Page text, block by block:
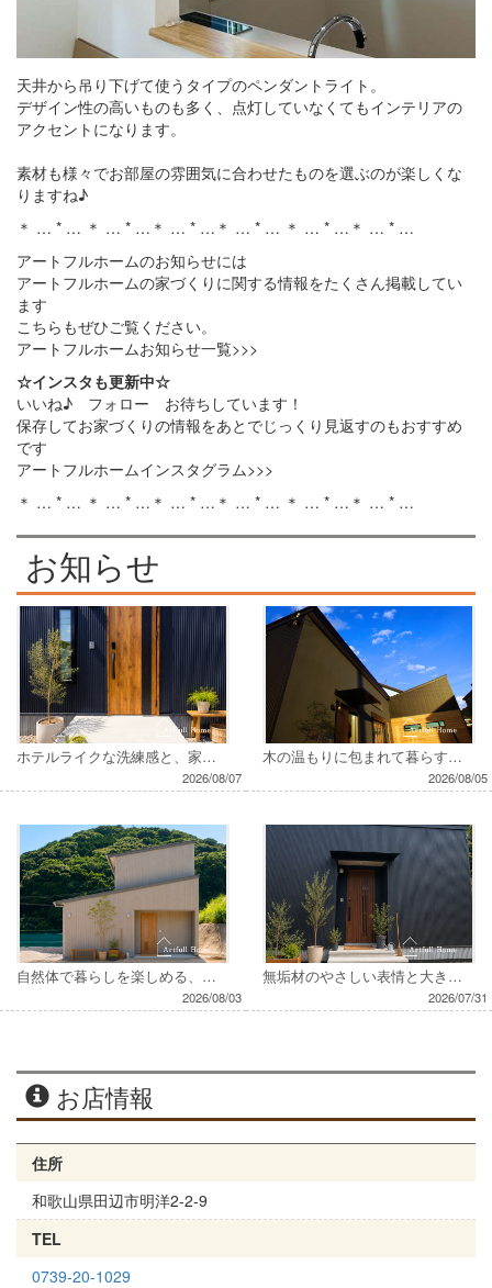
天井から吊り下げて使うタイプのペンダントライト。
デザイン性の高いものも多く、点灯していなくてもインテリアの
アクセントになります。
素材も様々でお部屋の雰囲気に合わせたものを選ぶのが楽しくな
りますね♪
＊ … * … ＊ … * …＊ … * …＊ … * … ＊ … * …＊ … * …
アートフルホームのお知らせには
アートフルホームの家づくりに関する情報をたくさん掲載してい
ます
こちらもぜひご覧ください。
アートフルホームお知らせ一覧>>>
☆インスタも更新中☆
いいね♪ フォロー お待ちしています！
保存してお家づくりの情報をあとでじっくり見返すのもおすすめ
です
アートフルホームインスタグラム>>>
＊ … * … ＊ … * …＊ … * …＊ … * … ＊ … * …＊ … * …
お知らせ
ホテルライクな洗練感と、家族の心地よさが共存するお家
2026/08/07
木の温もりに包まれて暮らす。家族の時間を楽しむお家
2026/08/05
自然体で暮らしを楽しめる、木のぬくもりに包まれたお家
2026/08/03
無垢材のやさしい表情と大きな梁が印象的なお家
2026/07/31
お店情報
住所
和歌山県田辺市明洋2-2-9
TEL
0739-20-1029